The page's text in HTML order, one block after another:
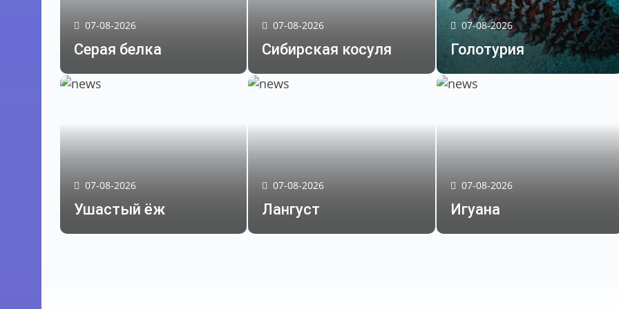
07-08-2026
Серая белка
07-08-2026
Сибирская косуля
07-08-2026
Голотурия
07-08-2026
Ушастый ёж
07-08-2026
Лангуст
07-08-2026
Игуана